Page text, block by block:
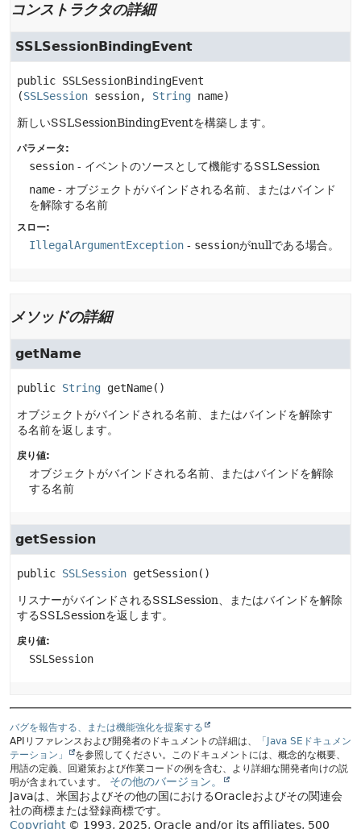
コンストラクタの詳細
SSLSessionBindingEvent
public SSLSessionBindingEvent
(SSLSession session, String name)
新しいSSLSessionBindingEventを構築します。
パラメータ:
session - イベントのソースとして機能するSSLSession
name - オブジェクトがバインドされる名前、またはバインド
を解除する名前
スロー:
IllegalArgumentException - sessionがnullである場合。
メソッドの詳細
getName
public String getName()
オブジェクトがバインドされる名前、またはバインドを解除す
る名前を返します。
戻り値:
オブジェクトがバインドされる名前、またはバインドを解除
する名前
getSession
public SSLSession getSession()
リスナーがバインドされるSSLSession、またはバインドを解除
するSSLSessionを返します。
戻り値:
SSLSession
バグを報告する、または機能強化を提案する
APIリファレンスおよび開発者のドキュメントの詳細は、
「Java SEドキュメン
テーション」
を参照してください。このドキュメントには、概念的な概要、
用語の定義、回避策および作業コードの例を含む、より詳細な開発者向けの説
明が含まれています。
その他のバージョン。
Javaは、米国およびその他の国におけるOracleおよびその関連会
社の商標または登録商標です。
Copyright© 1993, 2025, Oracle and/or its affiliates, 500